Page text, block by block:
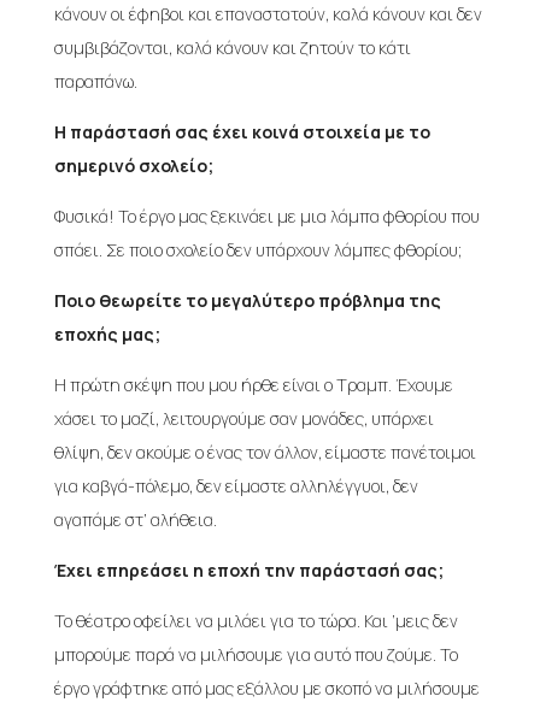
κάνουν οι έφηβοι και επαναστατούν, καλά κάνουν και δεν
συμβιβάζονται, καλά κάνουν και ζητούν το κάτι
παραπάνω.
Η παράστασή σας έχει κοινά στοιχεία με το
σημερινό σχολείο;
Φυσικά! Το έργο μας ξεκινάει με μια λάμπα φθορίου που
σπάει. Σε ποιο σχολείο δεν υπάρχουν λάμπες φθορίου;
Ποιο θεωρείτε το μεγαλύτερο πρόβλημα της
εποχής μας;
Η πρώτη σκέψη που μου ήρθε είναι ο Τραμπ. Έχουμε
χάσει το μαζί, λειτουργούμε σαν μονάδες, υπάρχει
θλίψη, δεν ακούμε ο ένας τον άλλον, είμαστε πανέτοιμοι
για καβγά-πόλεμο, δεν είμαστε αλληλέγγυοι, δεν
αγαπάμε στ’ αλήθεια.
Έχει επηρεάσει η εποχή την παράστασή σας;
Το θέατρο οφείλει να μιλάει για το τώρα. Και ‘μεις δεν
μπορούμε παρά να μιλήσουμε για αυτό που ζούμε. Το
έργο γράφτηκε από μας εξάλλου με σκοπό να μιλήσουμε